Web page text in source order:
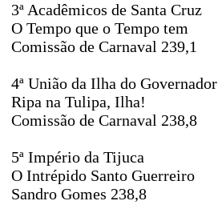
3ª Acadêmicos de Santa Cruz
O Tempo que o Tempo tem
Comissão de Carnaval 239,1
4ª União da Ilha do Governador
Ripa na Tulipa, Ilha!
Comissão de Carnaval 238,8
5ª Império da Tijuca
O Intrépido Santo Guerreiro
Sandro Gomes 238,8